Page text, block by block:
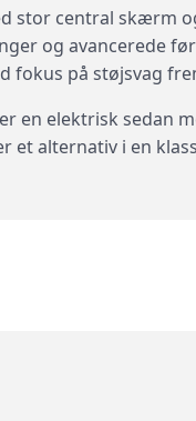
stor central skærm
og avancerede
fokus på støjsvag
en elektrisk
et alternativ i en